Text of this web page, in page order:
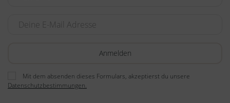
Mit dem absenden dieses Formulars, akzeptierst du unsere
Datenschutzbestimmungen.